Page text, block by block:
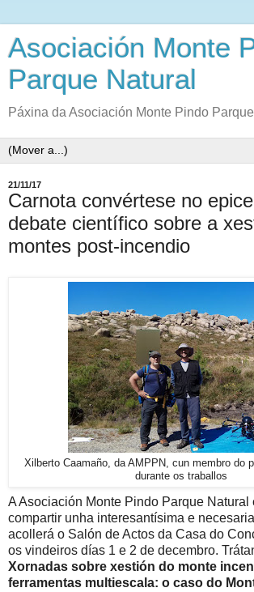
Asociación Monte
Parque Natural
Páxina da Asociación Monte Pindo Parque
21/11/17
Carnota convértese no
debate científico sobre a
montes post-incendio
Xilberto Caamaño, da AMPPN, cun membro do
durante os traballos
A Asociación Monte Pindo Parque Natural
compartir unha interesantísima e
acollerá o Salón de Actos da Casa do
os vindeiros días 1 e 2 de decembro.
Xornadas sobre xestión do monte
ferramentas multiescala: o caso do